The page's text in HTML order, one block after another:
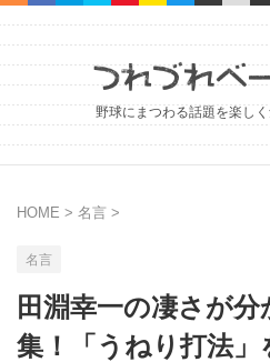
野球にまつわる話題を楽し
HOME > 名言 >
名言
田淵幸一の凄さが
集！「うねり打法